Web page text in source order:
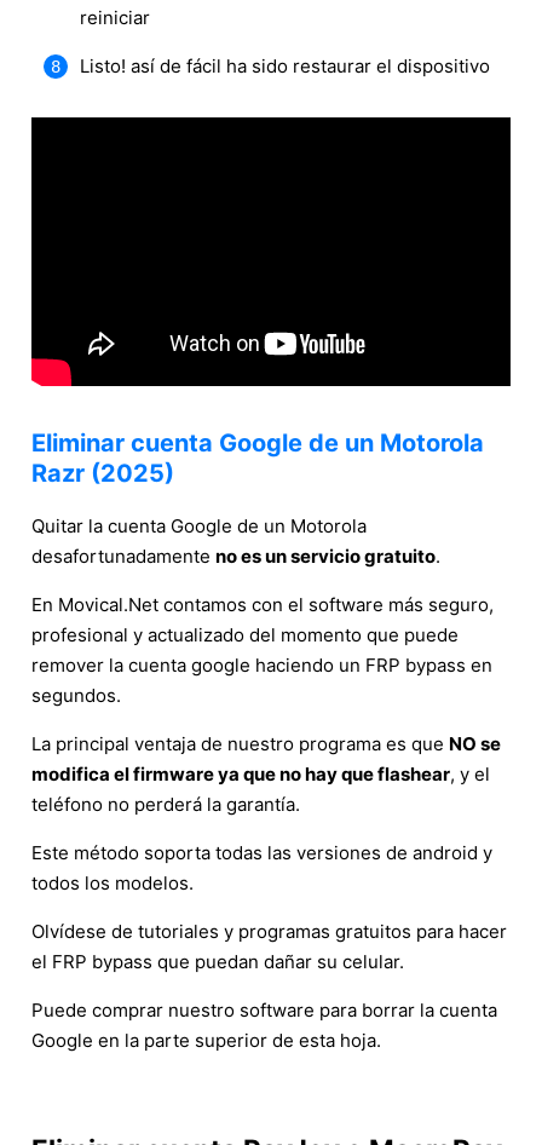
reiniciar
Listo! así de fácil ha sido restaurar el dispositivo
Eliminar cuenta Google de un Motorola
Razr (2025)
Quitar la cuenta Google de un Motorola
desafortunadamente no es un servicio gratuito.
En Movical.Net contamos con el software más seguro,
profesional y actualizado del momento que puede
remover la cuenta google haciendo un FRP bypass en
segundos.
La principal ventaja de nuestro programa es que NO se
modifica el firmware ya que no hay que flashear, y el
teléfono no perderá la garantía.
Este método soporta todas las versiones de android y
todos los modelos.
Olvídese de tutoriales y programas gratuitos para hacer
el FRP bypass que puedan dañar su celular.
Puede comprar nuestro software para borrar la cuenta
Google en la parte superior de esta hoja.